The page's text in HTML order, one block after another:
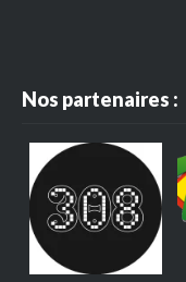
Nos partenaires :